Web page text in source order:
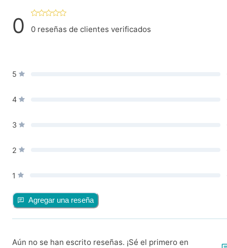
0 0 reseñas de clientes verificados
5
4
3
2
1
Agregar una reseña
Aún no se han escrito reseñas. ¡Sé el primero en